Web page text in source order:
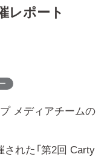
レポート
メディアチームの
された「第2回 Carty